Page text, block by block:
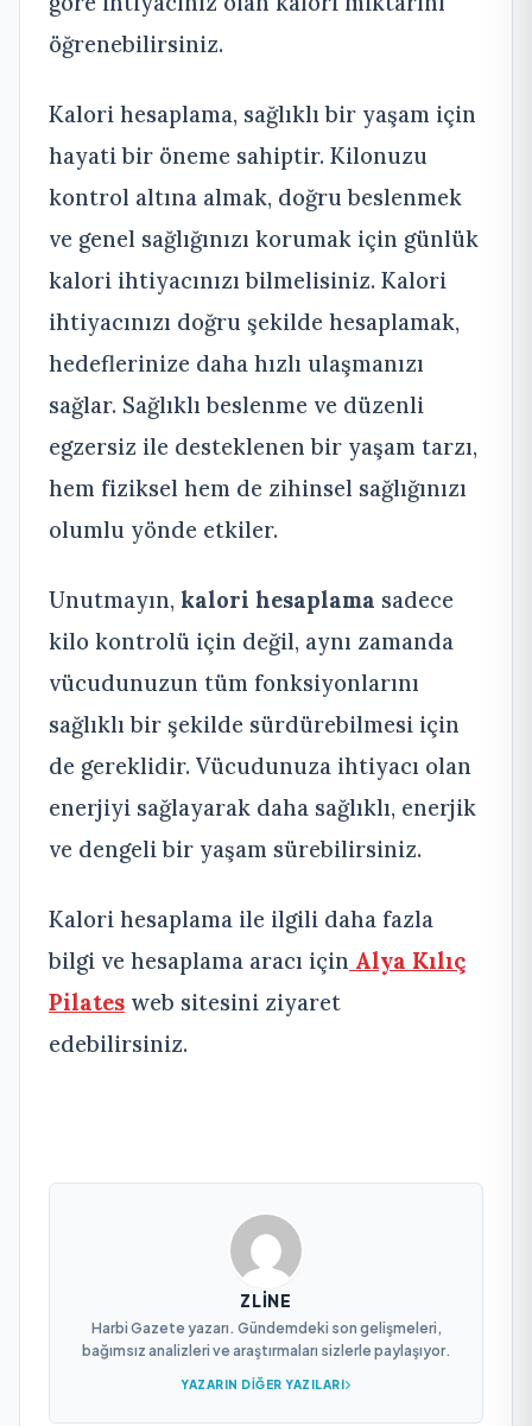
öğrenebilirsiniz.
Kalori hesaplama, sağlıklı bir yaşam için
hayati bir öneme sahiptir. Kilonuzu
kontrol altına almak, doğru beslenmek
ve genel sağlığınızı korumak için günlük
kalori ihtiyacınızı bilmelisiniz. Kalori
ihtiyacınızı doğru şekilde hesaplamak,
hedeflerinize daha hızlı ulaşmanızı
sağlar. Sağlıklı beslenme ve düzenli
egzersiz ile desteklenen bir yaşam tarzı,
hem fiziksel hem de zihinsel sağlığınızı
olumlu yönde etkiler.
Unutmayın, kalori hesaplama sadece
kilo kontrolü için değil, aynı zamanda
vücudunuzun tüm fonksiyonlarını
sağlıklı bir şekilde sürdürebilmesi için
de gereklidir. Vücudunuza ihtiyacı olan
enerjiyi sağlayarak daha sağlıklı, enerjik
ve dengeli bir yaşam sürebilirsiniz.
Kalori hesaplama ile ilgili daha fazla
bilgi ve hesaplama aracı için Alya Kılıç
Pilates web sitesini ziyaret
edebilirsiniz.
ZLINE
Harbi Gazete yazarı. Gündemdeki son gelişmeleri,
bağımsız analizleri ve araştırmaları sizlerle paylaşıyor.
YAZARIN DIĞER YAZILARI